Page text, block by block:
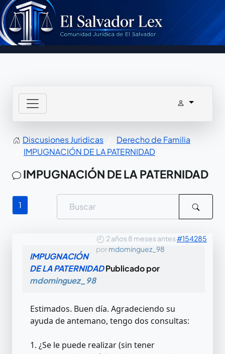
Discusiones Juridicas
Derecho de Familia
IMPUGNACIÓN DE LA PATERNIDAD
IMPUGNACIÓN DE LA PATERNIDAD
1
2 años 8 meses antes#154285
pormdominguez_98
IMPUGNACIÓN
DE LA PATERNIDADPublicado por
mdominguez_98
Estimados. Buen día. Agradeciendo su
ayuda de antemano, tengo dos consultas:
1. ¿Se le puede realizar (sin tener